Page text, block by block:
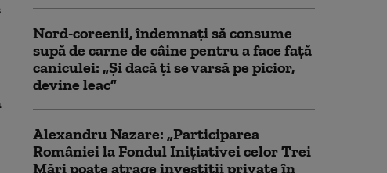
Nord-coreenii, îndemnaţi să consume
supă de carne de câine pentru a face față
caniculei: „Și dacă ţi se varsă pe picior,
devine leac”
Alexandru Nazare: „Participarea
României la Fondul Inițiativei celor Trei
Mări poate atrage investiții private în